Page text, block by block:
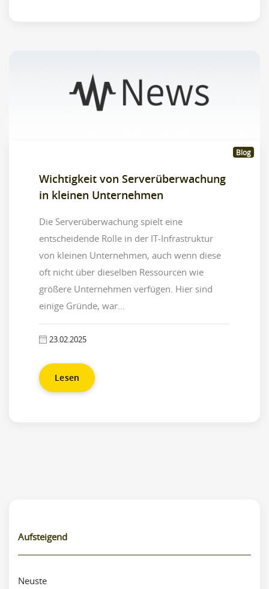
Blog
Wichtigkeit von Serverüberwachung
in kleinen Unternehmen
Die Serverüberwachung spielt eine
entscheidende Rolle in der IT-Infrastruktur
von kleinen Unternehmen, auch wenn diese
oft nicht über dieselben Ressourcen wie
größere Unternehmen verfügen. Hier sind
einige Gründe, war...
23.02.2025
Lesen
Aufsteigend
Neuste